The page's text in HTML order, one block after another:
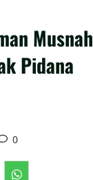
Pidana
0